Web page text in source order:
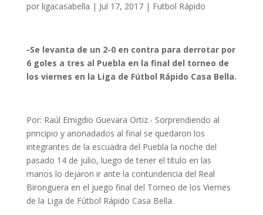
por ligacasabella | Jul 17, 2017| Futbol Rápido
-Se levanta de un 2-0 en contra para derrotar por
6 goles a tres al Puebla en la final del torneo de
los viernes en la Liga de Fútbol Rápido Casa Bella.
Por: Raúl Emigdio Guevara Ortiz.- Sorprendiendo al
principio y anonadados al final se quedaron los
integrantes de la escuadra del Puebla la noche del
pasado 14 de julio, luego de tener el título en las
manos lo dejaron ir ante la contundencia del Real
Bironguera en el juego final del Torneo de los Viernes
de la Liga de Fútbol Rápido Casa Bella.